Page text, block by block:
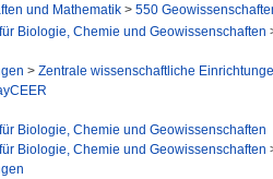
und Mathematik > 550
Biologie, Chemie und Geowissenschaften
> Zentrale wissenschaftliche
Biologie, Chemie und Geowissenschaften
Biologie, Chemie und Geowissenschaften